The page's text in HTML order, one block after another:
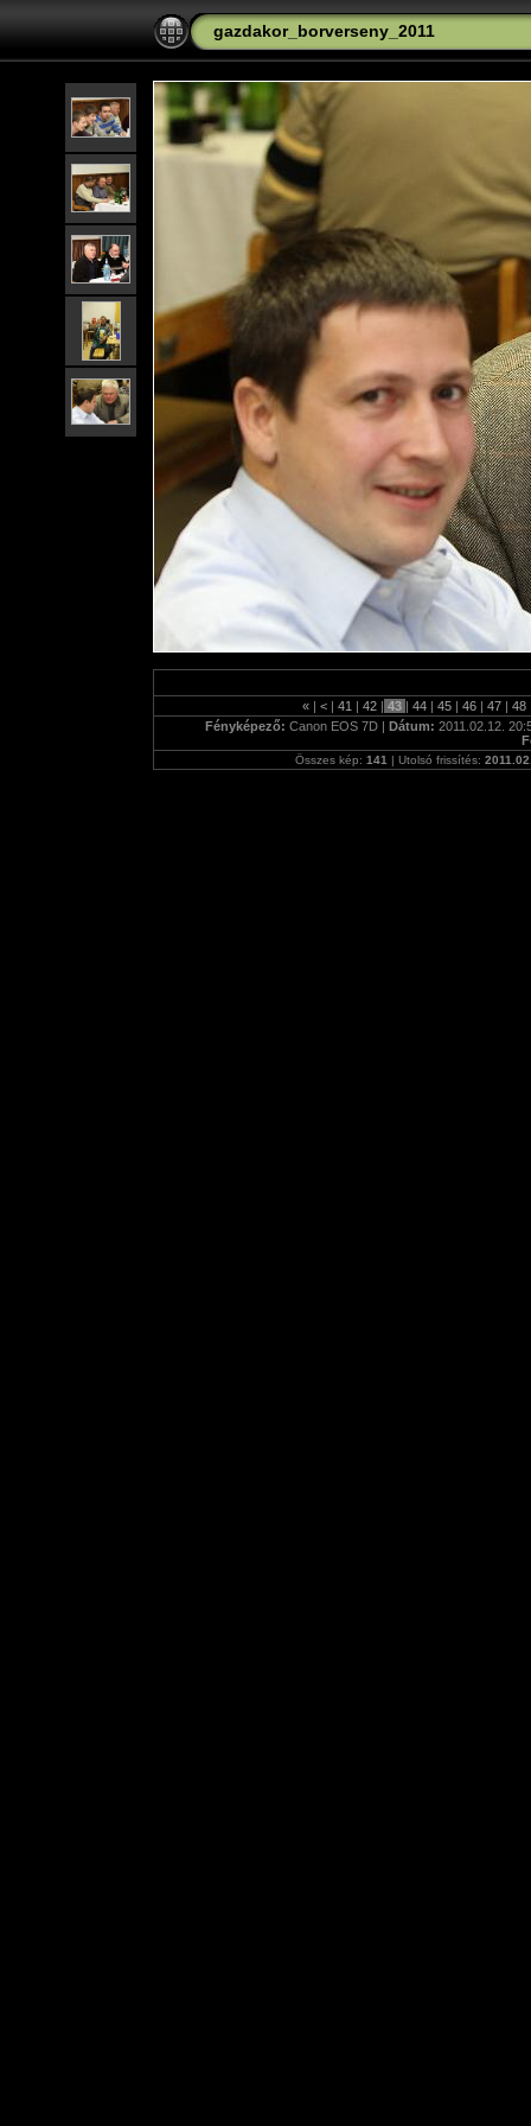
gazdakor_borverseny_2011
« | < | 41 | 42 | 43 | 44 | 45 | 46 | 47 | 48
Fényképező: Canon EOS 7D | Dátum: 2011.02.12.
Összes kép: 141 | Utolsó frissítés: